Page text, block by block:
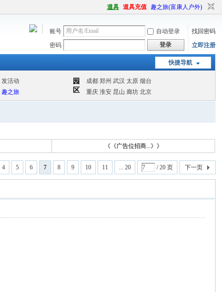
道具 道具充值 趣之旅(富康人户外)
账号 自动登录
找回密码
密码
登录 立即注册
快捷导航
《《广告位招商...》》
4 5 6 7 8 9 10 11 ... 20 / 20 页 下一页